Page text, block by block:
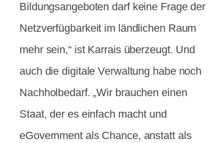
Bildungsangeboten darf keine Frage der
Netzverfügbarkeit im ländlichen Raum
mehr sein,“ ist Karrais überzeugt. Und
auch die digitale Verwaltung habe noch
Nachholbedarf. „Wir brauchen einen
Staat, der es einfach macht und
eGovernment als Chance, anstatt als